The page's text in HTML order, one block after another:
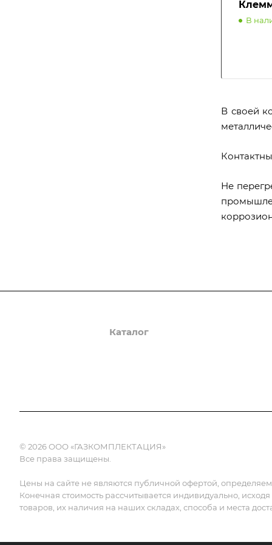
В
В своей
Не
Каталог
© 2026 ООО «ГАЗКОМПЛЕКТАЦИЯ»
Все права защищены.
Цены на сайте не являются публичной офертой,
Конечная стоимость рассчитывается индивидуально,
товаров, их наличия на наших складах, способа и места